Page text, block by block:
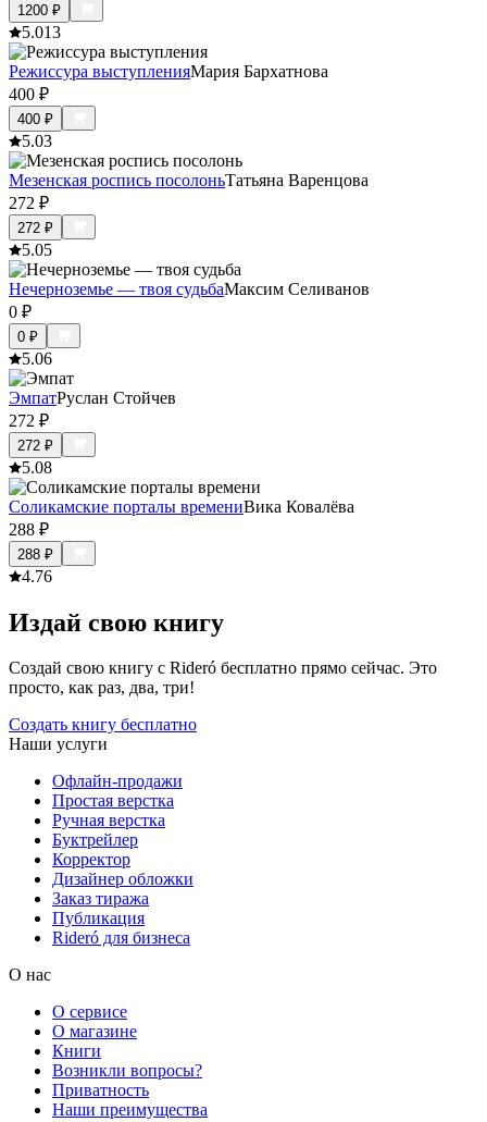
1200 ₽
5.013
Режиссура выступленияМария Бархатнова
400 ₽
400 ₽
5.03
Мезенская роспись посолоньТатьяна Варенцова
272 ₽
272 ₽
5.05
Нечерноземье — твоя судьбаМаксим Селиванов
0 ₽
0 ₽
5.06
ЭмпатРуслан Стойчев
272 ₽
272 ₽
5.08
Соликамские порталы времениВика Ковалёва
288 ₽
288 ₽
4.76
Издай свою книгу
Создай свою книгу с Rideró бесплатно прямо сейчас. Это
просто, как раз, два, три!
Создать книгу бесплатно
Наши услуги
Офлайн-продажи
Простая верстка
Ручная верстка
Буктрейлер
Корректор
Дизайнер обложки
Заказ тиража
Публикация
Rideró для бизнеса
О нас
О сервисе
О магазине
Книги
Возникли вопросы?
Приватность
Наши преимущества